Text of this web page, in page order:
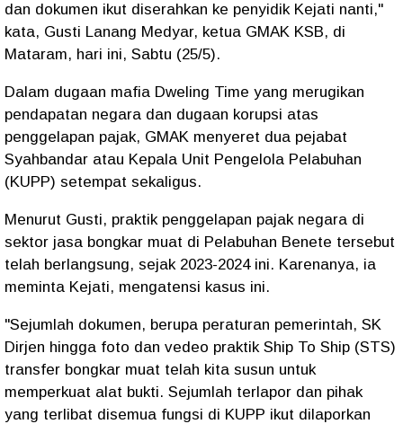
dan dokumen ikut diserahkan ke penyidik Kejati nanti,"
kata, Gusti Lanang Medyar, ketua GMAK KSB, di
Mataram, hari ini, Sabtu (25/5).
Dalam dugaan mafia Dweling Time yang merugikan
pendapatan negara dan dugaan korupsi atas
penggelapan pajak, GMAK menyeret dua pejabat
Syahbandar atau Kepala Unit Pengelola Pelabuhan
(KUPP) setempat sekaligus.
Menurut Gusti, praktik penggelapan pajak negara di
sektor jasa bongkar muat di Pelabuhan Benete tersebut
telah berlangsung, sejak 2023-2024 ini. Karenanya, ia
meminta Kejati, mengatensi kasus ini.
"Sejumlah dokumen, berupa peraturan pemerintah, SK
Dirjen hingga foto dan vedeo praktik Ship To Ship (STS)
transfer bongkar muat telah kita susun untuk
memperkuat alat bukti. Sejumlah terlapor dan pihak
yang terlibat disemua fungsi di KUPP ikut dilaporkan